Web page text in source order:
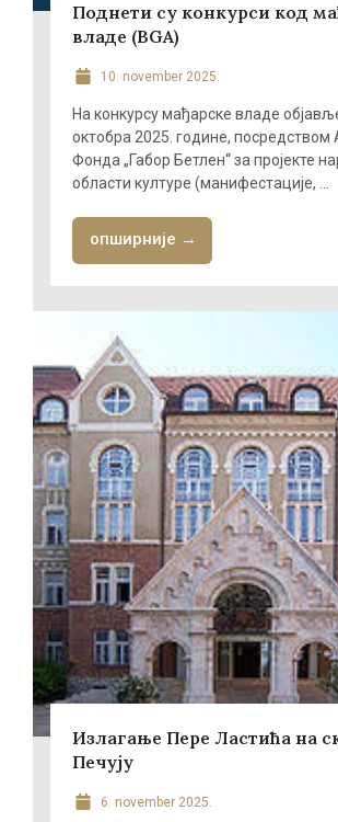
Поднети су конкурси код
владе (BGA)
10. november 2025.
На конкурсу мађарске владе
октобра 2025. године, посредством
Фонда „Габор Бетлен“ за пројекте
области културе (манифестације, ...
опширније →
Излагање Пере Ластића на
Печују
6. november 2025.